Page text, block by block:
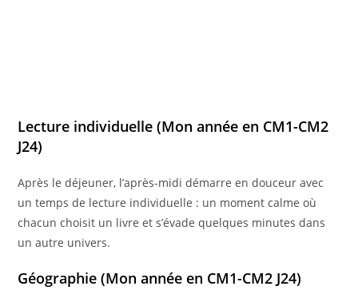
Lecture individuelle (Mon année en CM1-CM2
J24)
Après le déjeuner, l’après-midi démarre en douceur avec
un temps de lecture individuelle : un moment calme où
chacun choisit un livre et s’évade quelques minutes dans
un autre univers.
Géographie (Mon année en CM1-CM2 J24)